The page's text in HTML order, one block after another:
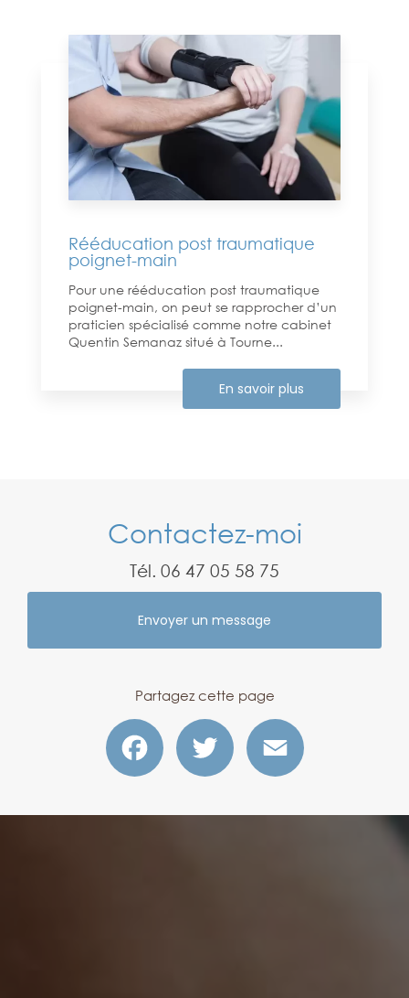
Rééducation post traumatique
poignet-main
Pour une rééducation post traumatique
poignet-main, on peut se rapprocher d’un
praticien spécialisé comme notre cabinet
Quentin Semanaz situé à Tourne...
En savoir plus
Contactez-moi
Tél. 06 47 05 58 75
Envoyer un message
Partagez cette page
Facebook Twitter